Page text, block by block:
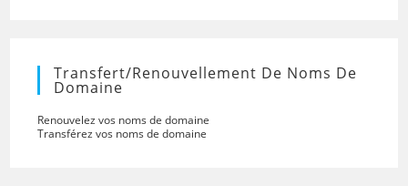
Transfert/renouvellement De Noms De
Domaine
Renouvelez vos noms de domaine
Transférez vos noms de domaine